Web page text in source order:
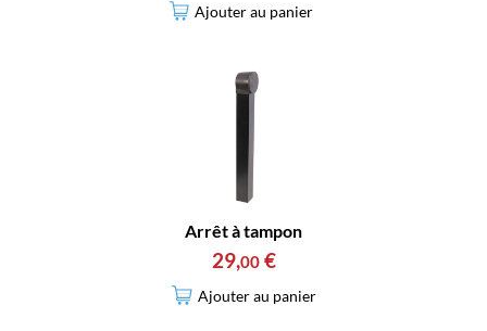
Ajouter au panier
Arrêt à tampon
29,00 €
Ajouter au panier